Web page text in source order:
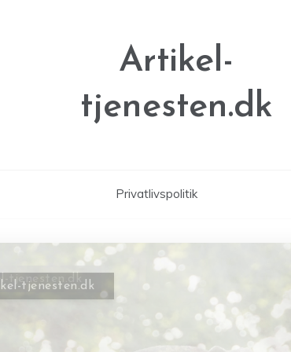
Artikel-
tjenesten.dk
Privatlivspolitik
tjenesten.dk